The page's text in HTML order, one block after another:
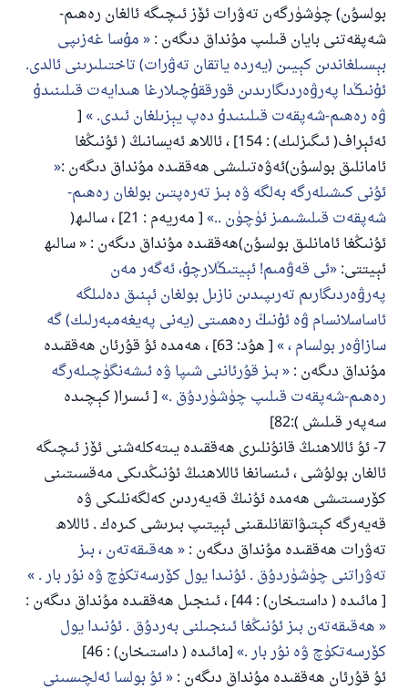
بولسۇن) چۈشۈرگەن تەۋرات ئۆز ئىچىگە ئالغان رەھىم-
شەپقەتنى بايان قىلىپ مۇنداق دىگەن : ﻣﯘﺳﺎ ﻏﻪﺯﯨﭙﻰ
ﺑﯧﺴﯩﻠﻐﺎﻧﺪﯨﻦ ﻛﯧﻴﯩﻦ (ﻳﻪﺭﺩﻩ ﻳﺎﺗﻘﺎﻥ ﺗﻪﯞﺭﺍﺕ) ﺗﺎﺧﺘﯩﻠﯩﺮﯨﻨﻰ ﺋﺎﻟﺪﻯ.
ﺋﯘﻧﯩﯖﺪﺍ ﭘﻪﺭﯞﻩﺭﺩﯨﮕﺎﺭﯨﺪﯨﻦ ﻗﻮﺭﻗﻘﯘﭼﯩﻼﺭﻏﺎ ﻫﯩﺪﺍﻳﻪﺕ ﻗﯩﻠﯩﻨﯩﺪﯗ
ﯞﻩ رەھىم-شەپقەت ﻗﯩﻠﯩﻨﯩﺪﯗ ﺩﻩﭖ ﻳﯧﺰﯨﻠﻐﺎﻥ ﺋﯩﺪﻯ. [
ئەئېراف( ئىگىزلىك) : 154] ، ئاللاھ ئەيسانىڭ ( ئۇنىڭغا
ئامانلىق بولسۇن)ئەۋەتىلىشى ھەققىدە مۇنداق دىگەن :
ئۇنى كىشىلەرگە بەلگە ۋە بىز تەرەپتىن بولغان رەھىم-
شەپقەت قىلىشىمىز ئۈچۈن ..
[ مەريەم : 21] ، سالىھ(
ئۇنىڭغا ئامانلىق بولسۇن)ھەققىدە مۇنداق دىگەن : « ﺳﺎﻟﯩﻬ
ﺋﯧﻴﺘﺘﻰ: ﺋﻰ ﻗﻪﯞﻣﯩﻢ! ﺋﯧﻴﺘﯩﯖﻼﺭﭼﯘ، ﺋﻪﮔﻪﺭ ﻣﻪﻥ
ﭘﻪﺭﯞﻩﺭﺩﯨﮕﺎﺭﯨﻢ ﺗﻪﺭﯨﭙﯩﺪﯨﻦ ﻧﺎﺯﯨﻞ ﺑﻮﻟﻐﺎﻥ ﺋﯧﻨﯩﻖ ﺩﻩﻟﯩﻠﮕﻪ
ﺋﺎﺳﺎﺳﻼﻧﺴﺎﻡ ﯞﻩ ﺋﯘﻧﯩﯔ ﺭﻩﻫﻤﯩﺘﻰ (ﻳﻪﻧﻰ ﭘﻪﻳﻐﻪﻣﺒﻪﺭﻟﯩﻚ) ﮔﻪ
ﺳﺎﺯﺍﯞﻩﺭ ﺑﻮﻟﺴﺎﻡ ،
[ ھۇد: 63] ، ھەمدە ئۇ قۇرئان ھەققىدە
مۇنداق دىگەن : بىز قۇرئاننى شىپا ۋە ئىشەنگۈچىلەرگە
رەھىم-شەپقەت قىلىپ چۈشۈردۇق . [ ئىسرا( كېچىدە
سەپەر قىلىش ):82]
7- ئۇ ئاللاھنىڭ قانۇنلىرى ھەققىدە يىتەكلەشنى ئۆز ئىچىگە
ئالغان بولۇشى ، ئىنسانغا ئاللاھنىڭ ئۇنىڭدىكى مەقسىتىنى
كۆرسىتىشى ھەمدە ئۇنىڭ قەيەردىن كەلگەنلىكى ۋە
قەيەرگە كېتىۋاتقانلىقىنى ئېيتىپ بىرىشى كىرەك . ئاللاھ
تەۋرات ھەققىدە مۇنداق دىگەن : ھەقىقەتەن ، بىز
تەۋراتنى چۈشۈردۇق . ئۇنىدا يول كۆرسەتكۈچ ۋە نۇر بار .
[ مائىدە ( داستىخان) : 44] ، ئىنجىل ھەققىدە مۇنداق دىگەن :
ھەقىقەتەن بىز ئۇنىڭغا ئىنجىلنى بەردۇق . ئۇنىدا يول
كۆرسەتكۈچ ۋە نۇر بار . [مائىدە ( داستىخان) : 46]
ئۇ قۇرئان ھەققىدە مۇنداق دىگەن : ئۇ بولسا ئەلچىسىنى